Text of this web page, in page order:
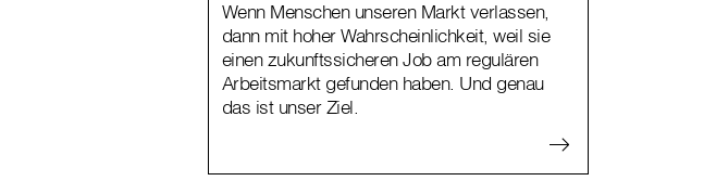
Wenn Menschen unseren Markt verlassen,
dann mit hoher Wahrscheinlichkeit, weil sie
einen zukunftssicheren Job am regulären
Arbeitsmarkt gefunden haben. Und genau
das ist unser Ziel.